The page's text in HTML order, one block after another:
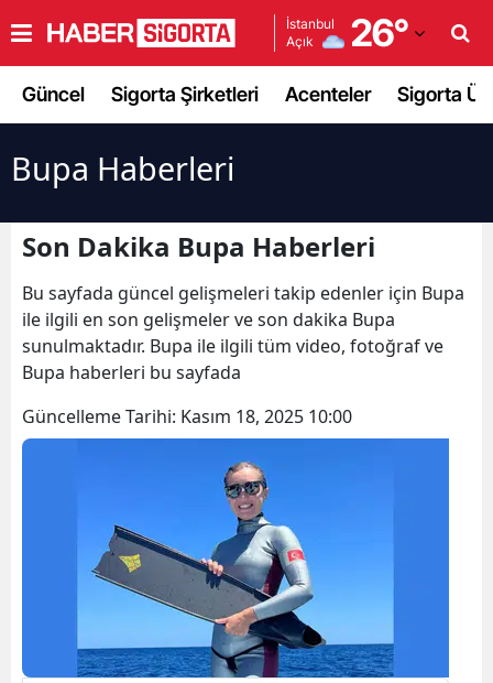
İstanbul
Açık
26°
Adana
Amasya
Ankara
Antalya
Aydın
Bingöl
Bitlis
Bolu
Güncel Sigorta Şirketleri Acenteler Sigorta
Bupa Haberleri
Son Dakika Bupa Haberleri
Bu sayfada güncel gelişmeleri takip edenler için Bupa
ile ilgili en son gelişmeler ve son dakika Bupa
sunulmaktadır. Bupa ile ilgili tüm video, fotoğraf ve
Bupa haberleri bu sayfada
Güncelleme Tarihi: Kasım 18, 2025 10:00